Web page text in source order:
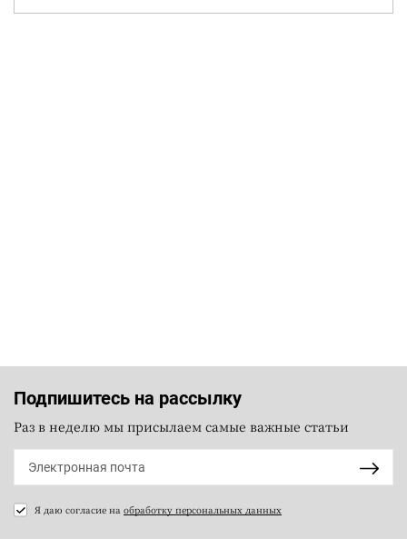
Подпишитесь на рассылку
Раз в неделю мы присылаем самые важные статьи
Я даю согласие на обработку персональных данных